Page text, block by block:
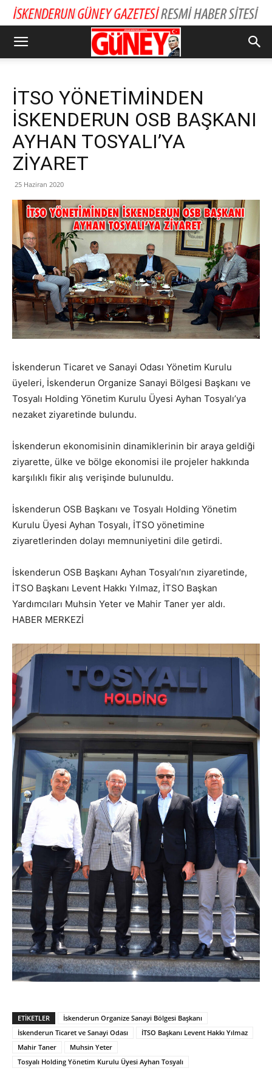
İTSO YÖNETİMİNDEN
İSKENDERUN OSB BAŞKANI
AYHAN TOSYALI’YA
ZİYARET
25 Haziran 2020
İskenderun Ticaret ve Sanayi Odası Yönetim Kurulu
üyeleri, İskenderun Organize Sanayi Bölgesi Başkanı ve
Tosyalı Holding Yönetim Kurulu Üyesi Ayhan Tosyalı’ya
nezaket ziyaretinde bulundu.
İskenderun ekonomisinin dinamiklerinin bir araya geldiği
ziyarette, ülke ve bölge ekonomisi ile projeler hakkında
karşılıklı fikir alış verişinde bulunuldu.
İskenderun OSB Başkanı ve Tosyalı Holding Yönetim
Kurulu Üyesi Ayhan Tosyalı, İTSO yönetimine
ziyaretlerinden dolayı memnuniyetini dile getirdi.
İskenderun OSB Başkanı Ayhan Tosyalı’nın ziyaretinde,
İTSO Başkanı Levent Hakkı Yılmaz, İTSO Başkan
Yardımcıları Muhsin Yeter ve Mahir Taner yer aldı.
HABER MERKEZİ
ETIKETLER
İskenderun Organize Sanayi Bölgesi Başkanı
İskenderun Ticaret ve Sanayi Odası
İTSO Başkanı Levent Hakkı Yılmaz
Mahir Taner
Muhsin Yeter
Tosyalı Holding Yönetim Kurulu Üyesi Ayhan Tosyalı